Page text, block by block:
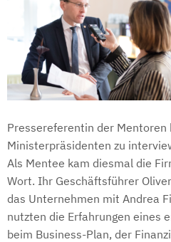
Pressereferentin der Mentoren
Ministerpräsidenten zu
Als Mentee kam diesmal die
Wort. Ihr Geschäftsführer
das Unternehmen mit Andrea
nutzten die Erfahrungen eines
beim Business-Plan, der